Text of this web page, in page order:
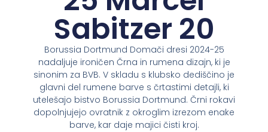
Sabitzer 20
Borussia Dortmund Domači dresi 2024-25
nadaljuje ironičen Črna in rumena dizajn, ki je
sinonim za BVB. V skladu s klubsko dediščino je
glavni del rumene barve s črtastimi detajli, ki
utelešajo bistvo Borussia Dortmund. Črni rokavi
dopolnjujejo ovratnik z okroglim izrezom enake
barve, kar daje majici čisti kroj.